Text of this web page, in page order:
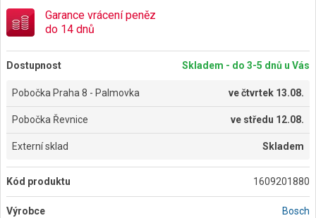
Garance vrácení peněz
do 14 dnů
Dostupnost Skladem - do 3-5 dnů u Vás
Pobočka Praha 8 - Palmovka večtvrtek 13.08.
Pobočka Řevnice ve středu 12.08.
Externí sklad Skladem
Kód produktu 1609201880
Výrobce Bosch